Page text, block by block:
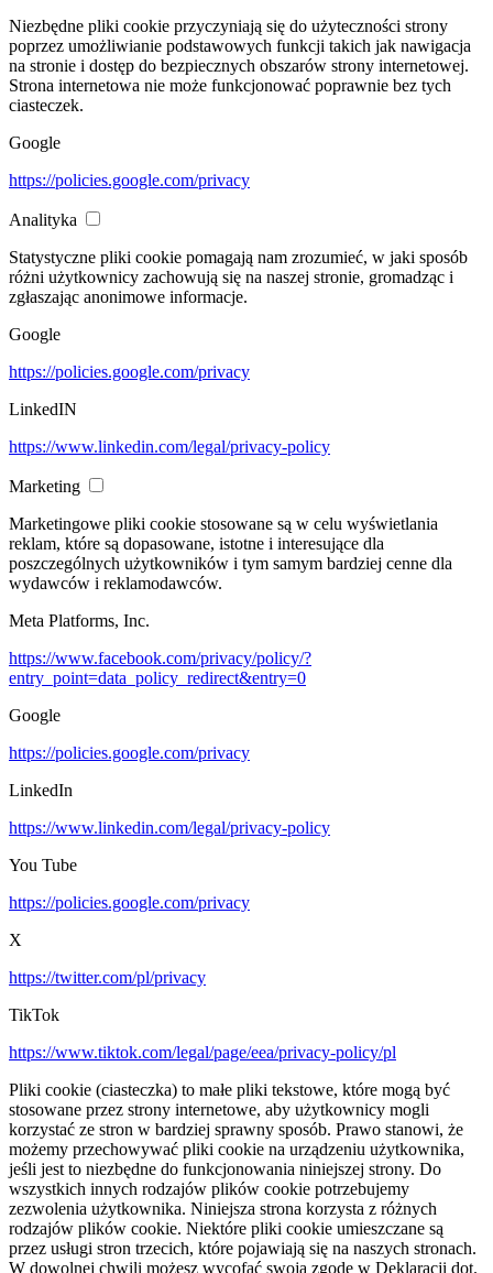
Niezbędne pliki cookie przyczyniają się do użyteczności strony
poprzez umożliwianie podstawowych funkcji takich jak nawigacja
na stronie i dostęp do bezpiecznych obszarów strony internetowej.
Strona internetowa nie może funkcjonować poprawnie bez tych
ciasteczek.
Google
https://policies.google.com/privacy
Analityka
Statystyczne pliki cookie pomagają nam zrozumieć, w jaki sposób
różni użytkownicy zachowują się na naszej stronie, gromadząc i
zgłaszając anonimowe informacje.
Google
https://policies.google.com/privacy
LinkedIN
https://www.linkedin.com/legal/privacy-policy
Marketing
Marketingowe pliki cookie stosowane są w celu wyświetlania
reklam, które są dopasowane, istotne i interesujące dla
poszczególnych użytkowników i tym samym bardziej cenne dla
wydawców i reklamodawców.
Meta Platforms, Inc.
https://www.facebook.com/privacy/policy/?
entry_point=data_policy_redirect&entry=0
Google
https://policies.google.com/privacy
LinkedIn
https://www.linkedin.com/legal/privacy-policy
You Tube
https://policies.google.com/privacy
X
https://twitter.com/pl/privacy
TikTok
https://www.tiktok.com/legal/page/eea/privacy-policy/pl
Pliki cookie (ciasteczka) to małe pliki tekstowe, które mogą być
stosowane przez strony internetowe, aby użytkownicy mogli
korzystać ze stron w bardziej sprawny sposób. Prawo stanowi, że
możemy przechowywać pliki cookie na urządzeniu użytkownika,
jeśli jest to niezbędne do funkcjonowania niniejszej strony. Do
wszystkich innych rodzajów plików cookie potrzebujemy
zezwolenia użytkownika. Niniejsza strona korzysta z różnych
rodzajów plików cookie. Niektóre pliki cookie umieszczane są
przez usługi stron trzecich, które pojawiają się na naszych stronach.
W dowolnej chwili możesz wycofać swoją zgodę w Deklaracji dot.